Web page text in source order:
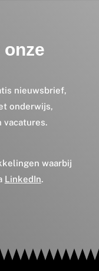
nieuwsbrief,
onderwijs,
vacatures.
waarbij
LinkedIn.